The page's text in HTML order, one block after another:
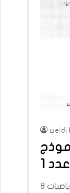
weldi
نموذج
عدد 1
رياضيات 8 أساسي الثلاثي الأول فرض مراقبة عدد 1 رياضيات 8